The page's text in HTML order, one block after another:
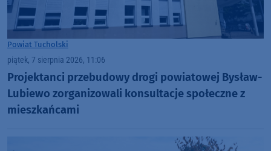
Powiat Tucholski
piątek, 7 sierpnia 2026, 11:06
Projektanci przebudowy drogi powiatowej Bysław-
Lubiewo zorganizowali konsultacje społeczne z
mieszkańcami